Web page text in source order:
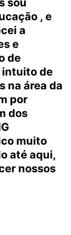
, e
a
e
de
intuito de
na área da
por
dos
muito
até aqui,
nossos